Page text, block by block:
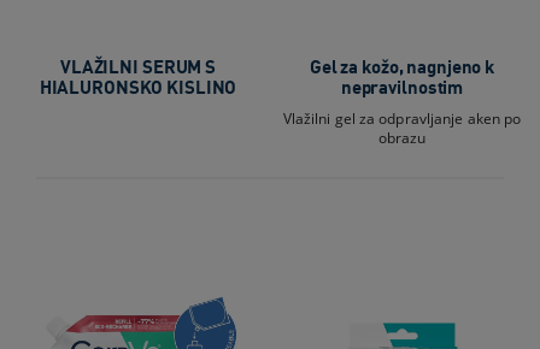
VLAŽILNI SERUM S
HIALURONSKO KISLINO
Gel za kožo, nagnjeno k
nepravilnostim
Vlažilni gel za odpravljanje aken po
obrazu